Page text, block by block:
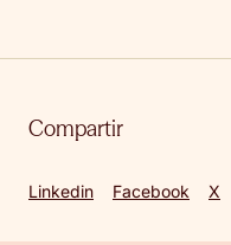
Compartir
Linkedin Facebook X